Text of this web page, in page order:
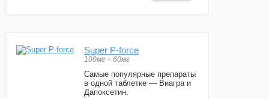
Super P-force
100мг + 60мг
Самые популярные препараты
в одной таблетке — Виагра и
Дапоксетин.